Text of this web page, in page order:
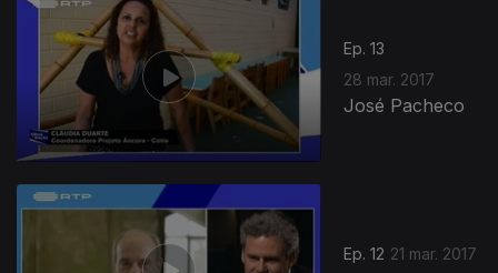
Ep. 13
28 mar. 2017
José Pacheco
Ep. 12 21 mar. 2017